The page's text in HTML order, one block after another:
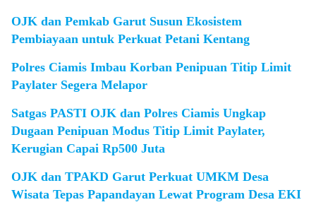
OJK dan Pemkab Garut Susun Ekosistem
Pembiayaan untuk Perkuat Petani Kentang
Polres Ciamis Imbau Korban Penipuan Titip Limit
Paylater Segera Melapor
Satgas PASTI OJK dan Polres Ciamis Ungkap
Dugaan Penipuan Modus Titip Limit Paylater,
Kerugian Capai Rp500 Juta
OJK dan TPAKD Garut Perkuat UMKM Desa
Wisata Tepas Papandayan Lewat Program Desa EKI